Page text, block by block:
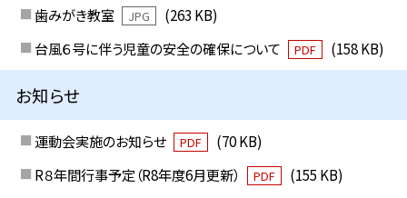
歯みがき教室 JPG
(263 KB)
台風６号に伴う児童の安全の確保について
PDF (158 KB)
お知らせ
運動会実施のお知らせ PDF
(70 KB)
R８年間行事予定（R8年度6月更新）
PDF (155 KB)